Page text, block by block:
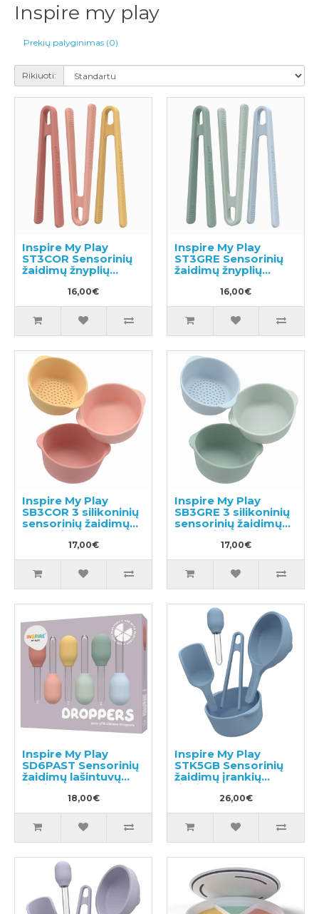
Inspire my play
Prekių palyginimas (0)
Rikiuoti:
Inspire My Play
ST3COR Sensorinių
žaidimų žnyplių
rinkinys 3vnt
16,00€
Inspire My Play
ST3GRE Sensorinių
žaidimų žnyplių
rinkinys 3vnt
16,00€
Inspire My Play
SB3COR 3 silikoninių
sensorinių žaidimų
dubenėlių rinkinys
17,00€
Inspire My Play
SB3GRE 3 silikoninių
sensorinių žaidimų
dubenėlių rinkinys
17,00€
Inspire My Play
SD6PAST Sensorinių
žaidimų lašintuvų
rinkinys
18,00€
Inspire My Play
STK5GB Sensorinių
žaidimų įrankių
rinkinys
26,00€